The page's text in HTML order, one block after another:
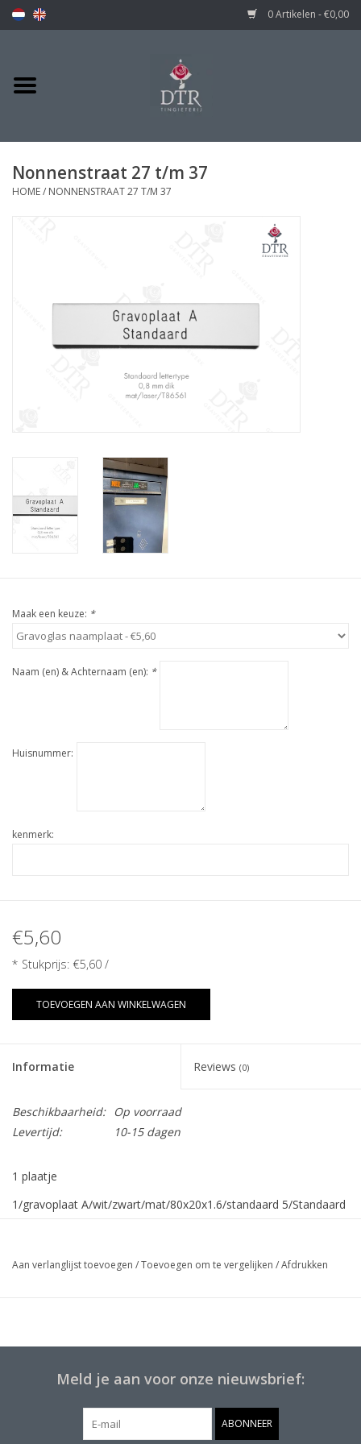
0 Artikelen - €0,00
Nonnenstraat 27 t/m 37
HOME/ NONNENSTRAAT 27 T/M 37
Maak een keuze: *
Naam (en) & Achternaam (en): *
Huisnummer:
kenmerk:
€5,60
* Stukprijs: €5,60 /
TOEVOEGEN AAN WINKELWAGEN
Informatie Reviews (0)
Beschikbaarheid:
Op voorraad
Levertijd:
10-15 dagen
1 plaatje
1/gravoplaat A/wit/zwart/mat/80x20x1.6/standaard 5/Standaard
Aan verlanglijst toevoegen /Toevoegen om te vergelijken /Afdrukken
Meld je aan voor onze nieuwsbrief:
ABONNEER